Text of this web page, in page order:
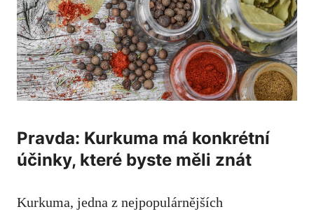
Pravda: Kurkuma⁣ má konkrétní
účinky, které​ byste ‍měli znát
Kurkuma, jedna ​z nejpopulárnějších